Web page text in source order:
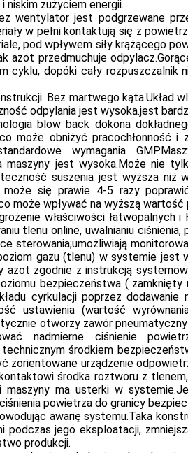
niskim zużyciem energii.
wentylator jest podgrzewane
w pełni kontaktują się z
pod wpływem siły krążącego
azot przedmuchuje
cyklu, dopóki cały rozpuszczalnik
Bez martwego kąta.Układ
odpylania jest wysoka.jest
blow back dokona
może obniżyć pracochłonność i
wymagania
maszyny jest wysoka.Może nie
suszenia jest wyższa niż
się prawie 4-5 razy
może wpływać na wyższą wartość
właściwości łatwopalnych i
tlenu online, uwalnianiu
sterowania;umożliwiają
gazu (tlenu) w systemie jest
azot zgodnie z instrukcją
bezpieczeństwa ( zamknięty
cyrkulacji poprzez dodawanie
ustawienia (wartość
otworzy zawór
nadmierne ciśnienie
środkiem
urządzenie
środka roztworu z
ma usterki w
powietrza do granicy
awarię systemu.Taka
podczas jego eksploatacji,
produkcji.